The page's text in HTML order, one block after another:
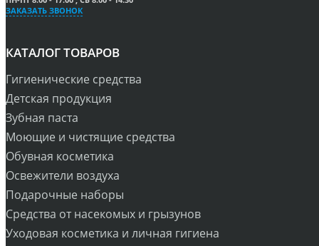
ЗАКАЗАТЬ ЗВОНОК
КАТАЛОГ ТОВАРОВ
Гигиенические средства
Детская продукция
Зубная паста
Моющие и чистящие средства
Обувная косметика
Освежители воздуха
Подарочные наборы
Средства от насекомых и грызунов
Уходовая косметика и личная гигиена